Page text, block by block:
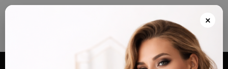
Envios grátis a partir de 100€ para Portugal e Continental e Península Espanhola
ou Levante e pague as suas encomendas nas nossas instalações em Almada
após realizar o seu pedido(indicar no final do pedido)
×